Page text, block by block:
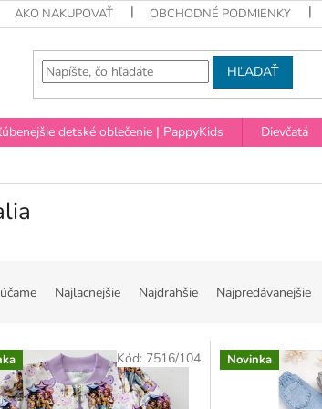
AKO NAKUPOVAŤ OBCHODNÉ PODMIENKY
HĽADAŤ
detské oblečenie | PappyKids Dievčatá
Najlacnejšie Najdrahšie Najpredávanejšie
Kód: 7516/104 Novinka